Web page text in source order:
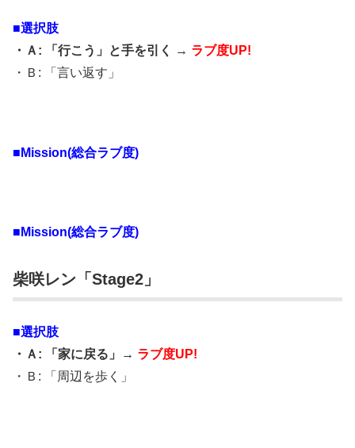
■選択肢
・Ａ: 「行こう」と手を引く → ラブ度UP!
・Ｂ: 「言い返す」
■Mission(総合ラブ度)
■Mission(総合ラブ度)
柴咲レン「Stage2」
■選択肢
・Ａ: 「家に戻る」→ ラブ度UP!
・Ｂ: 「周辺を歩く」